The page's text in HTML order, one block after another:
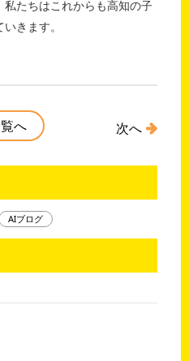
たちはこれからも高知の子
きます。
へ 次へ
AIブログ